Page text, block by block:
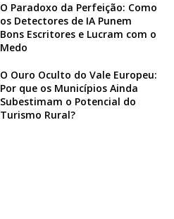
O Paradoxo da Perfeição: Como
os Detectores de IA Punem
Bons Escritores e Lucram com o
Medo
O Ouro Oculto do Vale Europeu:
Por que os Municípios Ainda
Subestimam o Potencial do
Turismo Rural?